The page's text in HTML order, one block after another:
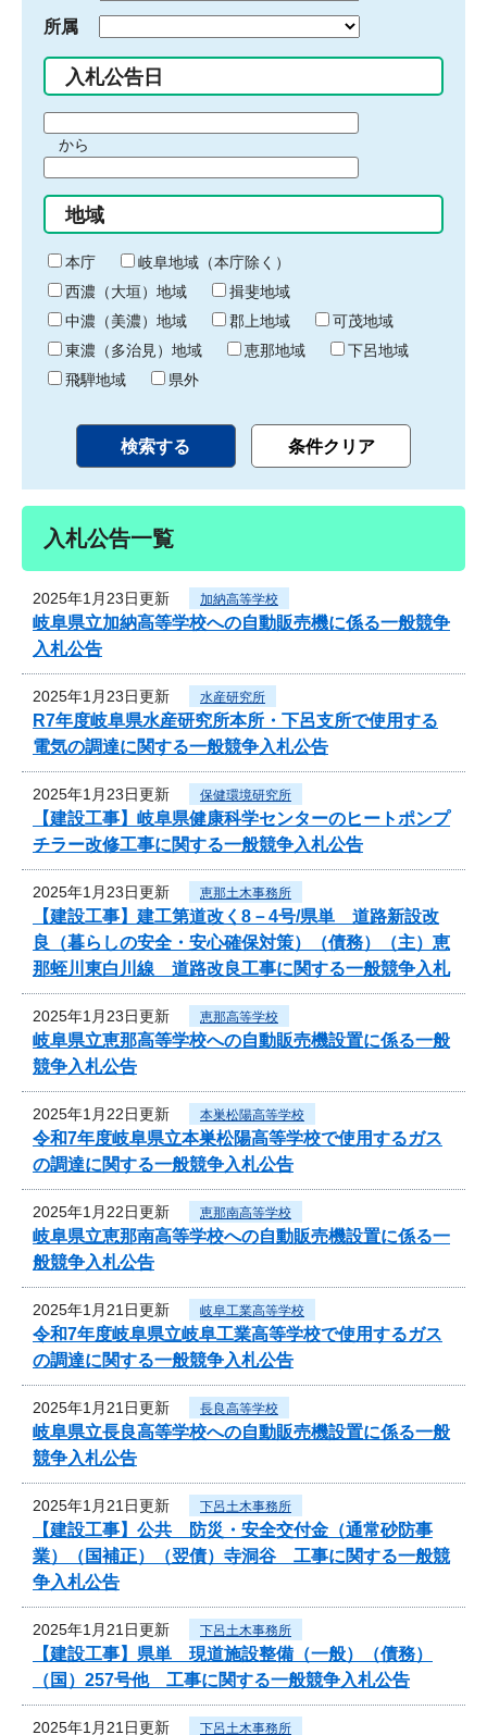
所属
入札公告日
間
始
り
から
間
終
わ
り
地域
本庁
岐阜地域（本庁除く）
西濃（大垣）地域
揖斐地域
中濃（美濃）地域
郡上地域
可茂地域
東濃（多治見）地域
恵那地域
下呂地域
飛騨地域
県外
入札公告一覧
2025年1月23日更新 加納高等学校
岐阜県立加納高等学校への自動販売機に係る一般競争
入札公告
2025年1月23日更新 水産研究所
R7年度岐阜県水産研究所本所・下呂支所で使用する
電気の調達に関する一般競争入札公告
2025年1月23日更新 保健環境研究所
【建設工事】岐阜県健康科学センターのヒートポンプ
チラー改修工事に関する一般競争入札公告
2025年1月23日更新 恵那土木事務所
【建設工事】建工第道改く8－4号/県単 道路新設改
良（暮らしの安全・安心確保対策）（債務）（主）恵
那蛭川東白川線 道路改良工事に関する一般競争入札
2025年1月23日更新 恵那高等学校
岐阜県立恵那高等学校への自動販売機設置に係る一般
競争入札公告
2025年1月22日更新 本巣松陽高等学校
令和7年度岐阜県立本巣松陽高等学校で使用するガス
の調達に関する一般競争入札公告
2025年1月22日更新 恵那南高等学校
岐阜県立恵那南高等学校への自動販売機設置に係る一
般競争入札公告
2025年1月21日更新 岐阜工業高等学校
令和7年度岐阜県立岐阜工業高等学校で使用するガス
の調達に関する一般競争入札公告
2025年1月21日更新 長良高等学校
岐阜県立長良高等学校への自動販売機設置に係る一般
競争入札公告
2025年1月21日更新 下呂土木事務所
【建設工事】公共 防災・安全交付金（通常砂防事
業）（国補正）（翌債）寺洞谷 工事に関する一般競
争入札公告
2025年1月21日更新 下呂土木事務所
【建設工事】県単 現道施設整備（一般）（債務）
（国）257号他 工事に関する一般競争入札公告
2025年1月21日更新 下呂土木事務所